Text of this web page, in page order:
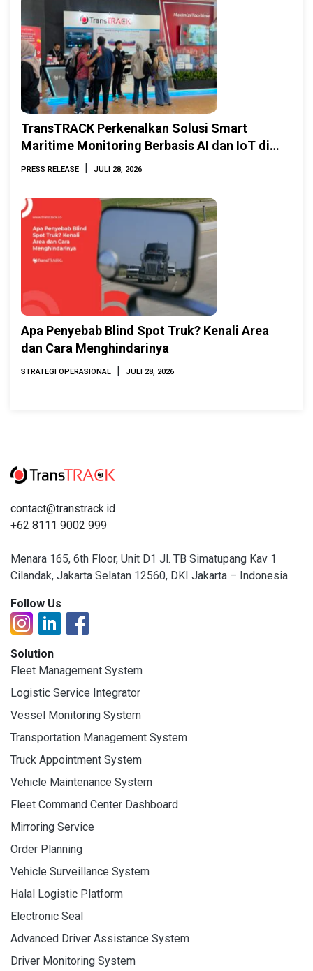
TransTRACK Perkenalkan Solusi Smart
Maritime Monitoring Berbasis AI dan IoT di
INAMARINE 2026
PRESS RELEASE | JULI 28, 2026
Apa Penyebab Blind Spot Truk? Kenali Area
dan Cara Menghindarinya
STRATEGI OPERASIONAL | JULI 28, 2026
contact@transtrack.id
+62 8111 9002 999
Menara 165, 6th Floor, Unit D1 Jl. TB Simatupang Kav 1
Cilandak, Jakarta Selatan 12560, DKI Jakarta – Indonesia
Follow Us
Solution
Fleet Management System
Logistic Service Integrator
Vessel Monitoring System
Transportation Management System
Truck Appointment System
Vehicle Maintenance System
Fleet Command Center Dashboard
Mirroring Service
Order Planning
Vehicle Surveillance System
Halal Logistic Platform
Electronic Seal
Advanced Driver Assistance System
Driver Monitoring System